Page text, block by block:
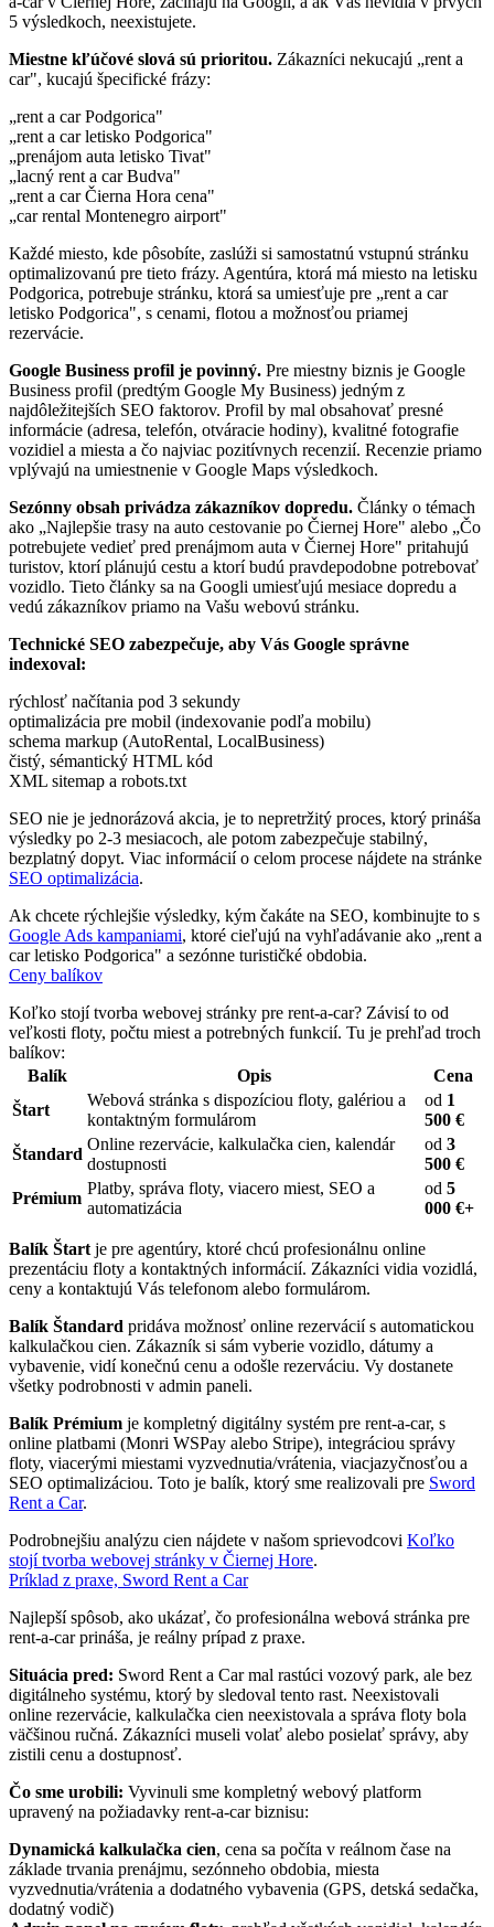
5 výsledkoch, neexistujete.
Miestne kľúčové slová sú prioritou. Zákazníci nekucajú „rent a
car", kucajú špecifické frázy:
„rent a car Podgorica"
„rent a car letisko Podgorica"
„prenájom auta letisko Tivat"
„lacný rent a car Budva"
„rent a car Čierna Hora cena"
„car rental Montenegro airport"
Každé miesto, kde pôsobíte, zaslúži si samostatnú vstupnú stránku
optimalizovanú pre tieto frázy. Agentúra, ktorá má miesto na letisku
Podgorica, potrebuje stránku, ktorá sa umiesťuje pre „rent a car
letisko Podgorica", s cenami, flotou a možnosťou priamej
rezervácie.
Google Business profil je povinný. Pre miestny biznis je Google
Business profil (predtým Google My Business) jedným z
najdôležitejších SEO faktorov. Profil by mal obsahovať presné
informácie (adresa, telefón, otváracie hodiny), kvalitné fotografie
vozidiel a miesta a čo najviac pozitívnych recenzií. Recenzie priamo
vplývajú na umiestnenie v Google Maps výsledkoch.
Sezónny obsah privádza zákazníkov dopredu. Články o témach
ako „Najlepšie trasy na auto cestovanie po Čiernej Hore" alebo „Čo
potrebujete vedieť pred prenájmom auta v Čiernej Hore" pritahujú
turistov, ktorí plánujú cestu a ktorí budú pravdepodobne potrebovať
vozidlo. Tieto články sa na Googli umiesťujú mesiace dopredu a
vedú zákazníkov priamo na Vašu webovú stránku.
Technické SEO zabezpečuje, aby Vás Google správne
indexoval:
rýchlosť načítania pod 3 sekundy
optimalizácia pre mobil (indexovanie podľa mobilu)
schema markup (AutoRental, LocalBusiness)
čistý, sémantický HTML kód
XML sitemap a robots.txt
SEO nie je jednorázová akcia, je to nepretržitý proces, ktorý prináša
výsledky po 2-3 mesiacoch, ale potom zabezpečuje stabilný,
bezplatný dopyt. Viac informácií o celom procese nájdete na stránke
SEO optimalizácia.
Ak chcete rýchlejšie výsledky, kým čakáte na SEO, kombinujte to s
Google Ads kampaniami, ktoré cieľujú na vyhľadávanie ako „rent a
car letisko Podgorica" a sezónne turističké obdobia.
Ceny balíkov
Koľko stojí tvorba webovej stránky pre rent-a-car? Závisí to od
veľkosti floty, počtu miest a potrebných funkcií. Tu je prehľad troch
balíkov:
Balík
Opis
Cena
Štart
Webová stránka s dispozíciou floty, galériou a
kontaktným formulárom
od 1
500 €
Štandard
Online rezervácie, kalkulačka cien, kalendár
dostupnosti
od 3
500 €
Prémium
Platby, správa floty, viacero miest, SEO a
automatizácia
od 5
000 €+
Balík Štart je pre agentúry, ktoré chcú profesionálnu online
prezentáciu floty a kontaktných informácií. Zákazníci vidia vozidlá,
ceny a kontaktujú Vás telefonom alebo formulárom.
Balík Štandard pridáva možnosť online rezervácií s automatickou
kalkulačkou cien. Zákazník si sám vyberie vozidlo, dátumy a
vybavenie, vidí konečnú cenu a odošle rezerváciu. Vy dostanete
všetky podrobnosti v admin paneli.
Balík Prémium je kompletný digitálny systém pre rent-a-car, s
online platbami (Monri WSPay alebo Stripe), integráciou správy
floty, viacerými miestami vyzvednutia/vrátenia, viacjazyčnosťou a
SEO optimalizáciou. Toto je balík, ktorý sme realizovali pre Sword
Rent a Car.
Podrobnejšiu analýzu cien nájdete v našom sprievodcovi Koľko
stojí tvorba webovej stránky v Čiernej Hore.
Príklad z praxe, Sword Rent a Car
Najlepší spôsob, ako ukázať, čo profesionálna webová stránka pre
rent-a-car prináša, je reálny prípad z praxe.
Situácia pred: Sword Rent a Car mal rastúci vozový park, ale bez
digitálneho systému, ktorý by sledoval tento rast. Neexistovali
online rezervácie, kalkulačka cien neexistovala a správa floty bola
väčšinou ručná. Zákazníci museli volať alebo posielať správy, aby
zistili cenu a dostupnosť.
Čo sme urobili: Vyvinuli sme kompletný webový platform
upravený na požiadavky rent-a-car biznisu:
Dynamická kalkulačka cien, cena sa počíta v reálnom čase na
základe trvania prenájmu, sezónneho obdobia, miesta
vyzvednutia/vrátenia a dodatného vybavenia (GPS, detská sedačka,
dodatný vodič)